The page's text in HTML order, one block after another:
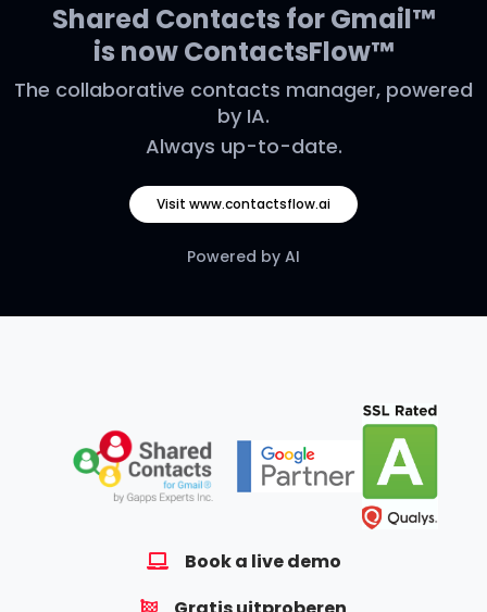
Shared Contacts for Gmail™
is now ContactsFlow™
The collaborative contacts manager, powered
by IA.
Always up-to-date.
Visit www.contactsflow.ai
Powered by AI
Book a live demo